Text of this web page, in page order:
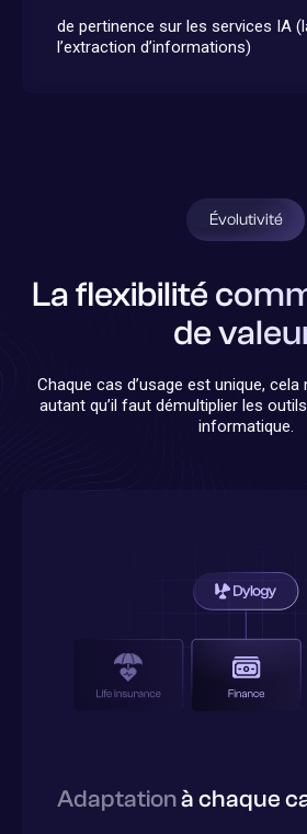
de pertinence sur les services IA
l’extraction d’informations)
Évolutivité
La flexibilité
de
Chaque cas d’usage est unique,
autant qu’il faut démultiplier les
informatique.
Adaptationà chaque